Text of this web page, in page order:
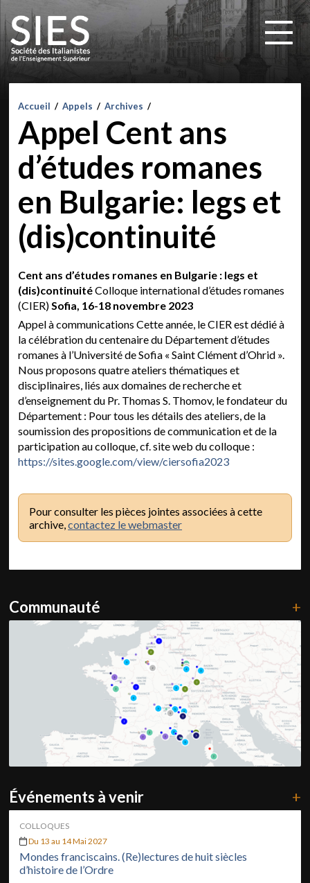
Accueil / Appels / Archives /
Appel Cent ans
d’études romanes
en Bulgarie: legs et
(dis)continuité
Cent ans d’études romanes en Bulgarie : legs et
(dis)continuitéColloque international d’études romanes
(CIER)Sofia, 16-18 novembre 2023
Appel à communications Cette année, le CIER est dédié à
la célébration du centenaire du Département d’études
romanes à l’Université de Sofia « Saint Clément d’Ohrid ».
Nous proposons quatre ateliers thématiques et
disciplinaires, liés aux domaines de recherche et
d’enseignement du Pr. Thomas S. Thomov, le fondateur du
Département : Pour tous les détails des ateliers, de la
soumission des propositions de communication et de la
participation au colloque, cf. site web du colloque :
https://sites.google.com/view/ciersofia2023
Pour consulter les pièces jointes associées à cette
archive,contactez le webmaster
Communauté +
Événements à venir +
COLLOQUES
Du 13 au 14 Mai 2027
Mondes franciscains. (Re)lectures de huit siècles
d’histoire de l’Ordre